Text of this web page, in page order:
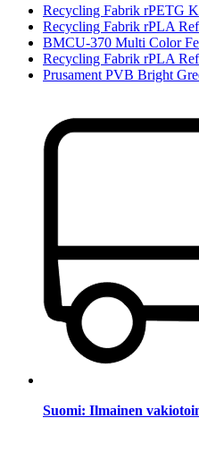
Recycling Fabrik rPETG
Recycling Fabrik rPLA
BMCU-370 Multi Color
Recycling Fabrik rPLA
Prusament PVB Bright
Suomi: Ilmainen